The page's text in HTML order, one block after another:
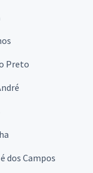
Preto
dos Campos